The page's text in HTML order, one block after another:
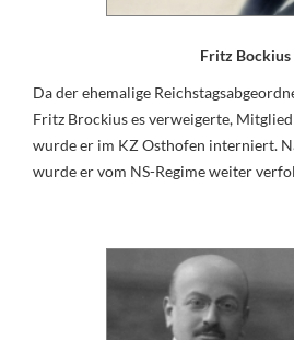
Fritz Bockius
Da der ehemalige
Fritz Brockius es verweigerte,
wurde er im KZ Osthofen interniert.
wurde er vom NS-Regime weiter